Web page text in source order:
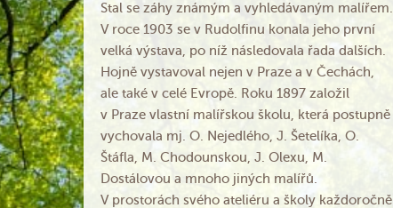
Stal se záhy známým a vyhledávaným malířem.
V roce 1903 se v Rudolfinu konala jeho první
velká výstava, po níž následovala řada dalších.
Hojně vystavoval nejen v Praze a v Čechách,
ale také v celé Evropě. Roku 1897 založil
v Praze vlastní malířskou školu, která postupně
vychovala mj. O. Nejedlého, J. Šetelíka, O.
Štáfla, M. Chodounskou, J. Olexu, M.
Dostálovou a mnoho jiných malířů.
V prostorách svého ateliéru a školy každoročně